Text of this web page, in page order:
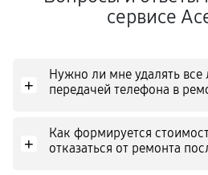
сервисе
+
Нужно ли мне удалять
передачей телефона в
+
Как формируется
отказаться от ремонта